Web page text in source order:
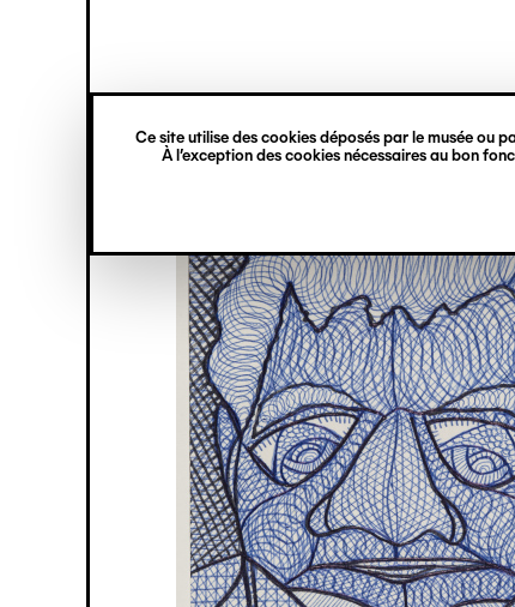
Ce site utilise des cookies déposés par le musée ou
À l’exception des cookies nécessaires au bon
principal
verticale